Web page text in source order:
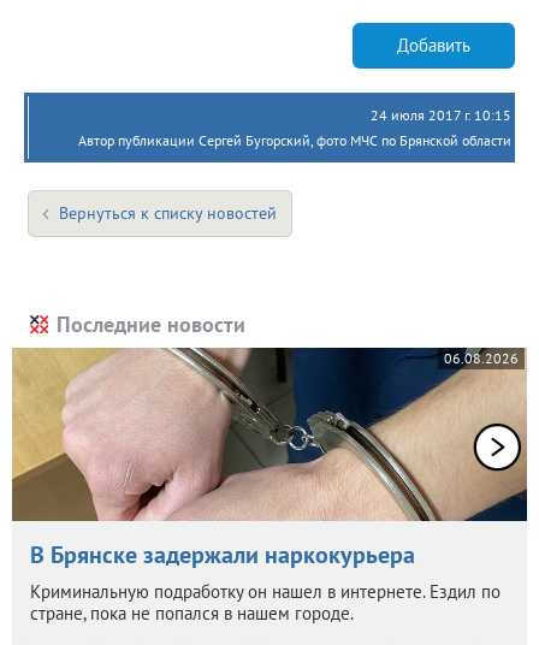
Добавить
24 июля 2017 г. 10:15
Автор публикации Сергей Бугорский, фото МЧС по Брянской области
Вернуться к списку новостей
Последние новости
06.08.2026
В Брянске задержали наркокурьера
Криминальную подработку он нашел в интернете. Ездил по
стране, пока не попался в нашем городе.